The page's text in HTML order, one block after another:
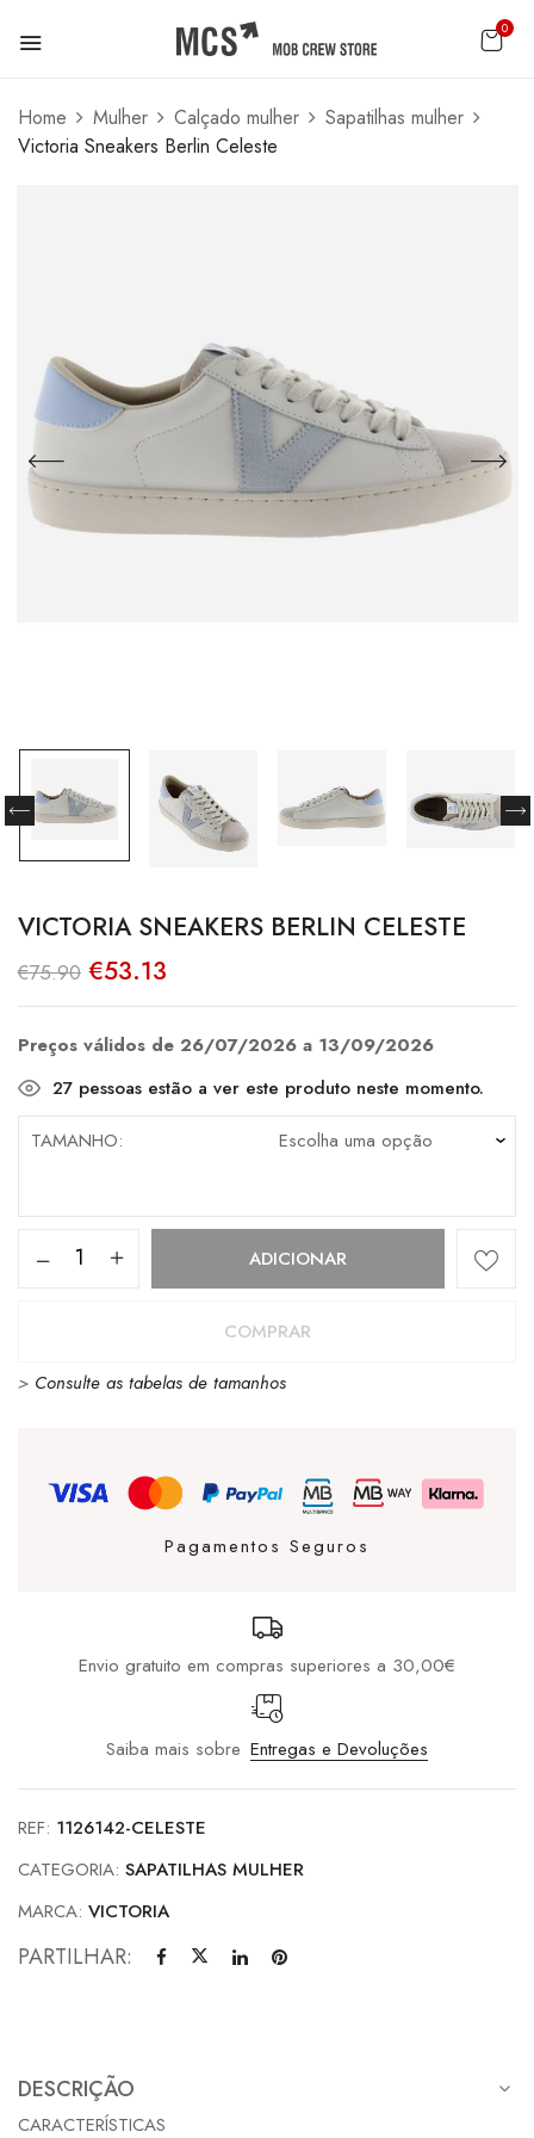
0
Home Mulher Calçado mulher
Sapatilhas mulher
Victoria Sneakers Berlin Celeste
VICTORIA SNEAKERS BERLIN CELESTE
€75.90 O
preço
original
€75.90.
€53.13
atual
€53.13.
Preços válidos de 26/07/2026 a 13/09/2026
27 pessoas estão a ver este produto neste momento.
TAMANHO
Quantidade
Berlin
ADICIONAR
COMPRAR
> Consulte as tabelas de tamanhos
Pagamentos Seguros
Envio gratuito em compras superiores a 30,00€
Saiba mais sobre Entregas e Devoluções
REF: 1126142-CELESTE
CATEGORIA: SAPATILHAS MULHER
MARCA: VICTORIA
PARTILHAR:
DESCRIÇÃO
CARACTERÍSTICAS